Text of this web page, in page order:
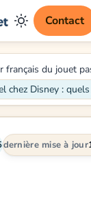
Contact
français du jouet
dernière mise à jour